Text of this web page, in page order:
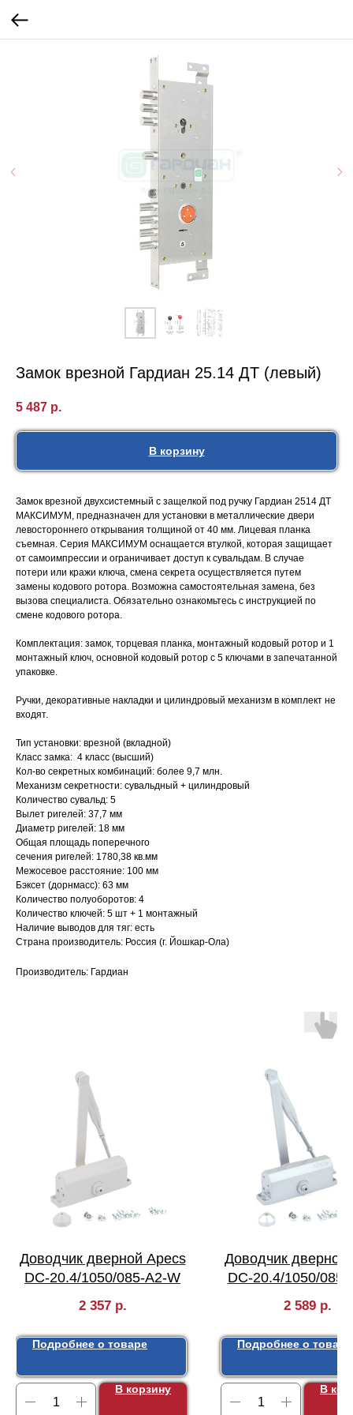
Замок врезной Гардиан 25.14 ДТ (левый)
5 487 р.
В корзину
Замок врезной двухсистемный с защелкой под ручку Гардиан 2514 ДТ
МАКСИМУМ, предназначен для установки в металлические двери
левостороннего открывания толщиной от 40 мм. Лицевая планка
съемная. Серия МАКСИМУМ оснащается втулкой, которая защищает
от самоимпрессии и ограничивает доступ к сувальдам. В случае
потери или кражи ключа, смена секрета осуществляется путем
замены кодового ротора. Возможна самостоятельная замена, без
вызова специалиста. Обязательно ознакомьтесь с инструкцией по
смене кодового ротора.
Комплектация: замок, торцевая планка, монтажный кодовый ротор и 1
монтажный ключ, основной кодовый ротор с 5 ключами в запечатанной
упаковке.
Ручки, декоративные накладки и цилиндровый механизм в комплект не
входят.
Тип установки: врезной (вкладной)
Класс замка: 4 класс (высший)
Кол-во секретных комбинаций: более 9,7 млн.
Механизм секретности: сувальдный + цилиндровый
Количество сувальд: 5
Вылет ригелей: 37,7 мм
Диаметр ригелей: 18 мм
Общая площадь поперечного
сечения ригелей: 1780,38 кв.мм
Межосевое расстояние: 100 мм
Бэксет (дорнмасс): 63 мм
Количество полуоборотов: 4
Количество ключей: 5 шт + 1 монтажный
Наличие выводов для тяг: есть
Страна производитель: Россия (г. Йошкар-Ола)
Производитель: Гардиан
Доводчик дверной Apecs
DC-20.4/1050/085-А2-W
2 357 р.
Подробнее о товаре
В корзину
Доводчик дверной
DC-20.4/1050/085-
2 589 р.
Подробнее о товаре
В